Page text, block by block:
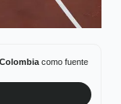
como fuente